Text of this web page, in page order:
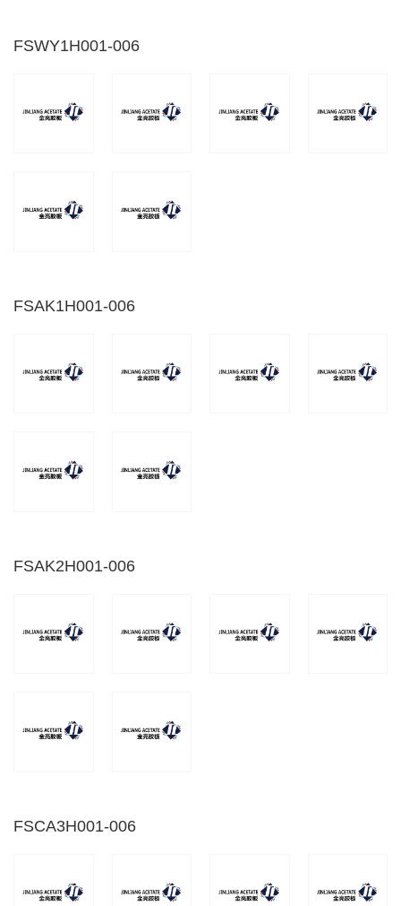
FSWY1H001-006
FSAK1H001-006
FSAK2H001-006
FSCA3H001-006